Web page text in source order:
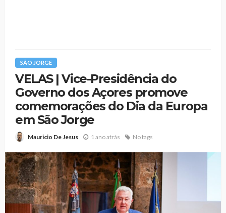
SÃO JORGE
VELAS | Vice-Presidência do
Governo dos Açores promove
comemorações do Dia da Europa
em São Jorge
Mauricio De Jesus 1 ano atrás No tags